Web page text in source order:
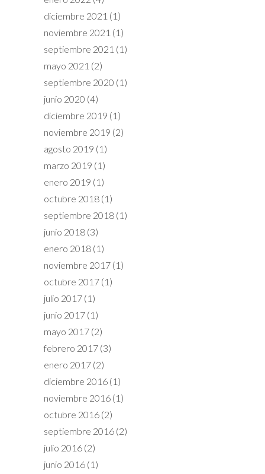
diciembre 2021 (1)
noviembre 2021 (1)
septiembre 2021 (1)
mayo 2021 (2)
septiembre 2020 (1)
junio 2020 (4)
diciembre 2019 (1)
noviembre 2019 (2)
agosto 2019 (1)
marzo 2019 (1)
enero 2019 (1)
octubre 2018 (1)
septiembre 2018 (1)
junio 2018 (3)
enero 2018 (1)
noviembre 2017 (1)
octubre 2017 (1)
julio 2017 (1)
junio 2017 (1)
mayo 2017 (2)
febrero 2017 (3)
enero 2017 (2)
diciembre 2016 (1)
noviembre 2016 (1)
octubre 2016 (2)
septiembre 2016 (2)
julio 2016 (2)
junio 2016 (1)